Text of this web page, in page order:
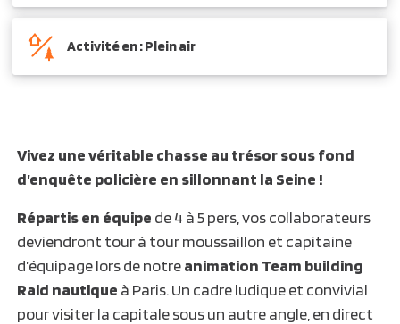
Activité en : Plein air
Vivez une véritable chasse au trésor sous fond
d’enquête policière en sillonnant la Seine !
Répartis en équipe de 4 à 5 pers, vos collaborateurs
deviendront tour à tour moussaillon et capitaine
d’équipage lors de notreanimation Team building
Raid nautique à Paris. Un cadre ludique et convivial
pour visiter la capitale sous un autre angle, en direct